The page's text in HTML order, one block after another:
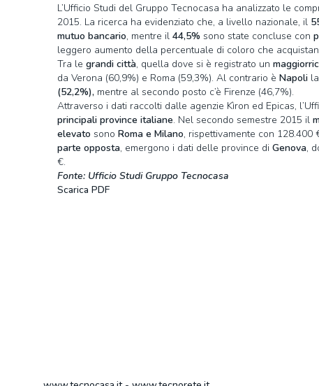
L’Ufficio Studi del Gruppo Tecnocasa ha analizzato le
2015. La ricerca ha evidenziato che, a livello nazionale, il
mutuo bancario, mentre il 44,5% sono state concluse con
leggero aumento della percentuale di coloro che
Tra le grandi città, quella dove si è registrato un maggior
da Verona (60,9%) e Roma (59,3%). Al contrario è Napoli
(52,2%), mentre al secondo posto c’è Firenze (46,7%).
Attraverso i dati raccolti dalle agenzie Kìron ed Epicas,
principali province italiane. Nel secondo semestre 2015 il
elevato sono Roma e Milano, rispettivamente con 128.400
parte opposta, emergono i dati delle province di Genova,
€.
Fonte: Ufficio Studi Gruppo Tecnocasa
Scarica PDF